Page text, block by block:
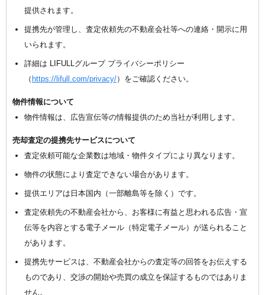
提供されます。
提携先が管理し、査定依頼先の不動産会社等への連絡・開示に用
いられます。
詳細は LIFULLグループ プライバシーポリシー
（ https://lifull.com/privacy/）をご確認ください。
物件情報について
物件情報は、広告宣伝等の情報提供のため当社が利用します。
売却査定の提携先サービスについて
査定依頼可能な企業数は地域・物件タイプにより異なります。
物件の状態により査定できない場合があります。
提供エリアは日本国内（一部離島等を除く）です。
査定依頼先の不動産会社から、お客様に有益と思われる広告・宣
伝等を内容とする電子メール（特定電子メール）が送られること
があります。
提携先サービスは、不動産会社からの査定等の回答をお伝えする
ものであり、交渉の開始や売買の成立を保証するものではありま
せん。